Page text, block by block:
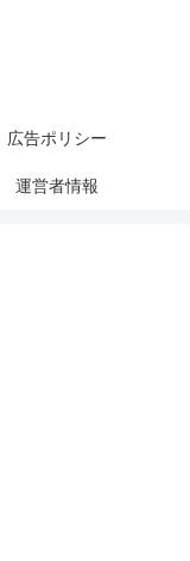
広告ポリシー
運営者情報